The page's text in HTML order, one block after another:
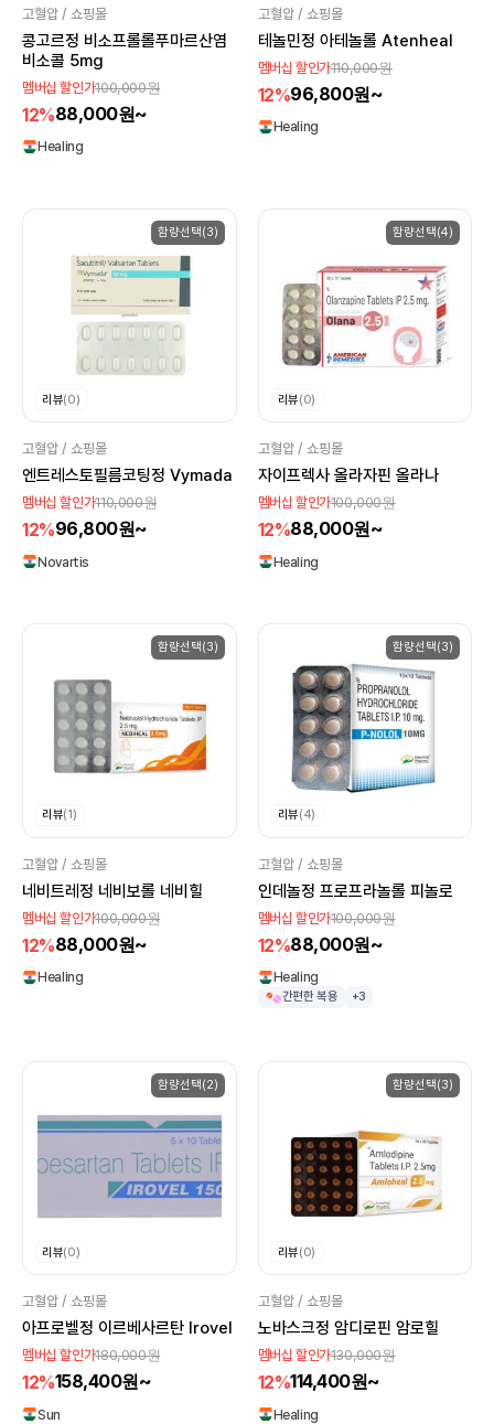
고혈압 / 쇼핑몰
콩고르정 비소프롤롤푸마르산염
비소콜 5mg
멤버십 할인가100,000원
12%88,000원~
Healing
고혈압 / 쇼핑몰
테놀민정 아테놀롤 Atenheal
멤버십 할인가110,000원
12%96,800원~
Healing
함량선택(3)
리뷰(0)
고혈압 / 쇼핑몰
엔트레스토필름코팅정 Vymada
멤버십 할인가110,000원
12%96,800원~
Novartis
함량선택(4)
리뷰(0)
고혈압 / 쇼핑몰
자이프렉사 올라자핀 올라나
멤버십 할인가100,000원
12%88,000원~
Healing
함량선택(3)
리뷰(1)
고혈압 / 쇼핑몰
네비트레정 네비보롤 네비힐
멤버십 할인가100,000원
12%88,000원~
Healing
함량선택(3)
리뷰(4)
고혈압 / 쇼핑몰
인데놀정 프로프라놀롤 피놀로
멤버십 할인가100,000원
12%88,000원~
Healing
간편한 복용 +3
함량선택(2)
리뷰(0)
고혈압 / 쇼핑몰
아프로벨정 이르베사르탄 Irovel
멤버십 할인가180,000원
12%158,400원~
Sun
함량선택(3)
리뷰(0)
고혈압 / 쇼핑몰
노바스크정 암디로핀 암로힐
멤버십 할인가130,000원
12%114,400원~
Healing